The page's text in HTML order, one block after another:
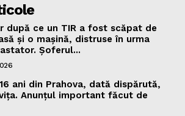
după ce un TIR a fost scăpat de
și o mașină, distruse în urma
Șoferul...
ani din Prahova, dată dispărută,
Anunțul important făcut de